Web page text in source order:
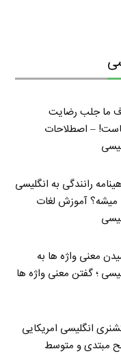
ما جلب رضایت
– اصطلاحات
رانندگی به انگلیسی
آموزش لغات
معنی واژه ها به
؛ گفتن معنی واژه ها
انگلیسی امریکایی
مبتدی و متوسط